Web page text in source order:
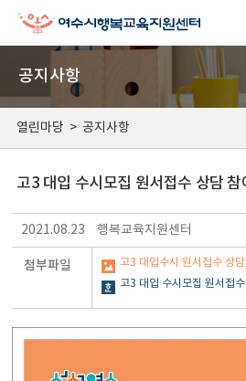
공지사항
열린마당 > 공지사항
고3 대입 수시모집 원서접수 상담 참
2021.08.23 행복교육지원센터
첨부파일